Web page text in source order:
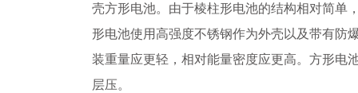
壳方形电池。由于棱柱形电池的结构相对简单
形电池使用高强度不锈钢作为外壳以及带有防
装重量应更轻，相对能量密度应更高。方形电
层压。